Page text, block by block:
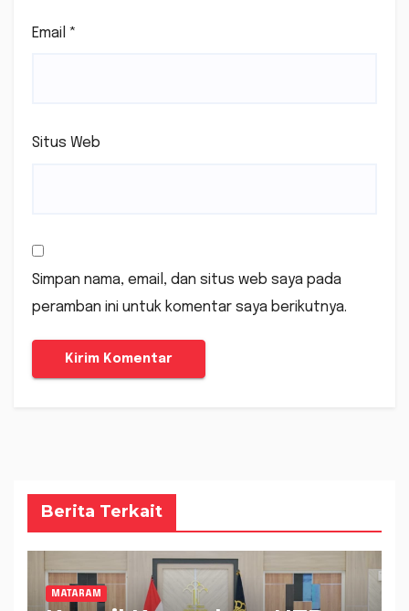
Email *
Situs Web
Simpan nama, email, dan situs web saya pada
peramban ini untuk komentar saya berikutnya.
Berita Terkait
MATARAM